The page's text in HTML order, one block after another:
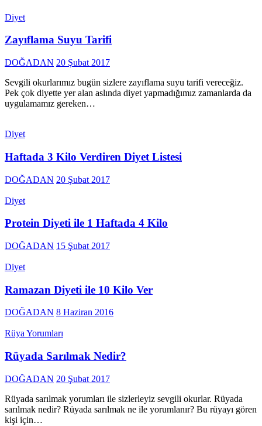
Diyet
Zayıflama Suyu Tarifi
DOĞADAN 20 Şubat 2017
Sevgili okurlarımız bugün sizlere zayıflama suyu tarifi vereceğiz.
Pek çok diyette yer alan aslında diyet yapmadığımız zamanlarda da
uygulamamız gereken…
Diyet
Haftada 3 Kilo Verdiren Diyet Listesi
DOĞADAN 20 Şubat 2017
Diyet
Protein Diyeti ile 1 Haftada 4 Kilo
DOĞADAN 15 Şubat 2017
Diyet
Ramazan Diyeti ile 10 Kilo Ver
DOĞADAN 8 Haziran 2016
Rüya Yorumları
Rüyada Sarılmak Nedir?
DOĞADAN 20 Şubat 2017
Rüyada sarılmak yorumları ile sizlerleyiz sevgili okurlar. Rüyada
sarılmak nedir? Rüyada sarılmak ne ile yorumlanır? Bu rüyayı gören
kişi için…